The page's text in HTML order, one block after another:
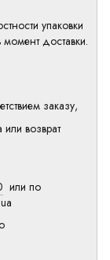
упаковки
момент доставки.
заказу,
возврат
или по